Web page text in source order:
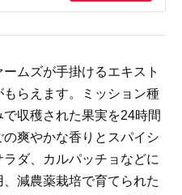
ムズが手掛けるエキスト
らえます。ミッション種
収穫された果実を24時間
爽やかな香りとスパイシ
ダ、カルパッチョなどに
減農薬栽培で育てられた